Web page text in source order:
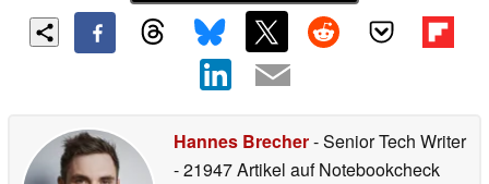
Hannes Brecher- Senior Tech Writer
- 21947 Artikel auf Notebookcheck